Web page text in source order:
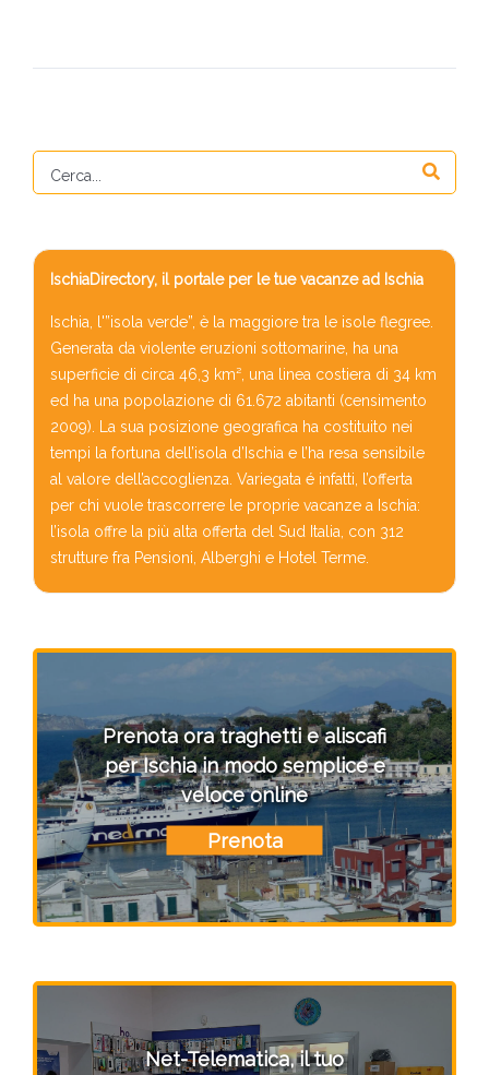
IschiaDirectory, il portale per le tue vacanze ad Ischia
Ischia, l'”isola verde”, è la maggiore tra le isole flegree.
Generata da violente eruzioni sottomarine, ha una
superficie di circa 46,3 km², una linea costiera di 34 km
ed ha una popolazione di 61.672 abitanti (censimento
2009). La sua posizione geografica ha costituito nei
tempi la fortuna dell’isola d’Ischia e l’ha resa sensibile
al valore dell’accoglienza. Variegata é infatti, l’offerta
per chi vuole trascorrere le proprie vacanze a Ischia:
l’isola offre la più alta offerta del Sud Italia, con 312
strutture fra Pensioni, Alberghi e Hotel Terme.
Prenota ora traghetti e aliscafi
per Ischia in modo semplice e
veloce online
Prenota
Net-Telematica, il tuo